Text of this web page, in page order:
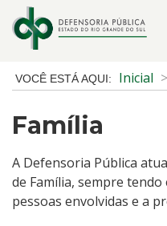
para
para
Início
do
Inicial
Família
A Defensoria Pública
de Família, sempre
pessoas envolvidas e a